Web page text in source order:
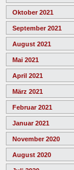
Oktober 2021
September 2021
August 2021
Mai 2021
April 2021
März 2021
Februar 2021
Januar 2021
November 2020
August 2020